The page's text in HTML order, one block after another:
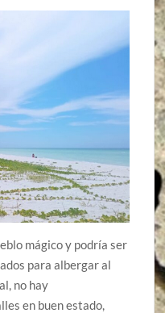
mágico y podría ser
para albergar al
no hay
en buen estado,